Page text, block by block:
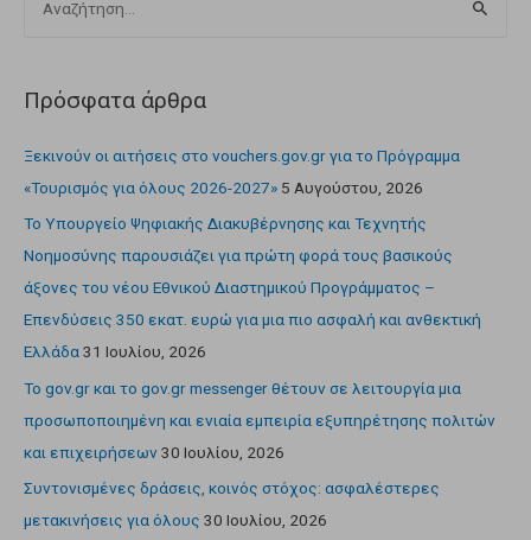
Πρόσφατα άρθρα
Ξεκινούν οι αιτήσεις στο vouchers.gov.gr για το Πρόγραμμα
«Τουρισμός για όλους 2026-2027» 5 Αυγούστου, 2026
Το Υπουργείο Ψηφιακής Διακυβέρνησης και Τεχνητής
Νοημοσύνης παρουσιάζει για πρώτη φορά τους βασικούς
άξονες του νέου Εθνικού Διαστημικού Προγράμματος –
Επενδύσεις 350 εκατ. ευρώ για μια πιο ασφαλή και ανθεκτική
Ελλάδα 31 Ιουλίου, 2026
Το gov.gr και το gov.gr messenger θέτουν σε λειτουργία μια
προσωποποιημένη και ενιαία εμπειρία εξυπηρέτησης πολιτών
και επιχειρήσεων30 Ιουλίου, 2026
Συντονισμένες δράσεις, κοινός στόχος: ασφαλέστερες
μετακινήσεις για όλους 30 Ιουλίου, 2026